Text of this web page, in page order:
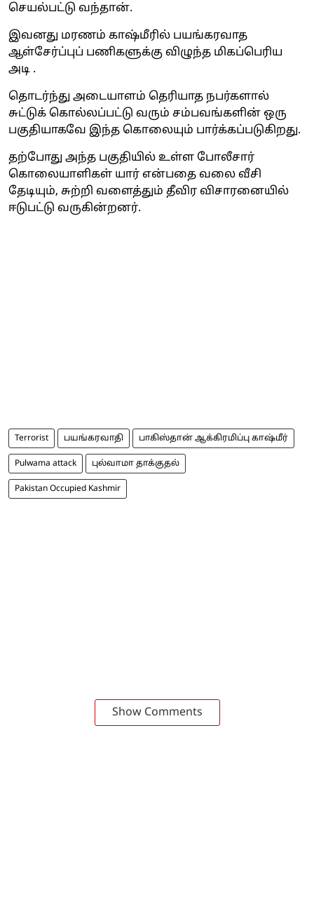
செயல்பட்டு வந்தான்.
இவனது மரணம் காஷ்மீரில் பயங்கரவாத
ஆள்சேர்ப்புப் பணிகளுக்கு விழுந்த மிகப்பெரிய
அடி .
தொடர்ந்து அடையாளம் தெரியாத நபர்களால்
சுட்டுக் கொல்லப்பட்டு வரும் சம்பவங்களின் ஒரு
பகுதியாகவே இந்த கொலையும் பார்க்கப்படுகிறது.
தற்போது அந்த பகுதியில் உள்ள போலீசார்
கொலையாளிகள் யார் என்பதை வலை வீசி
தேடியும், சுற்றி வளைத்தும் தீவிர விசாரனையில்
ஈடுபட்டு வருகின்றனர்.
Terrorist பயங்கரவாதி பாகிஸ்தான் ஆக்கிரமிப்பு காஷ்மீர்
Pulwama attack புல்வாமா தாக்குதல்
Pakistan Occupied Kashmir
Show Comments